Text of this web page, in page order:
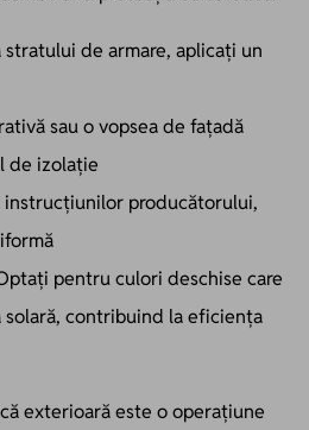
stratului de armare, aplicați un
sau o vopsea de fațadă
de izolație
producătorului,
pentru culori deschise care
contribuind la eficiența
exterioară este o operațiune